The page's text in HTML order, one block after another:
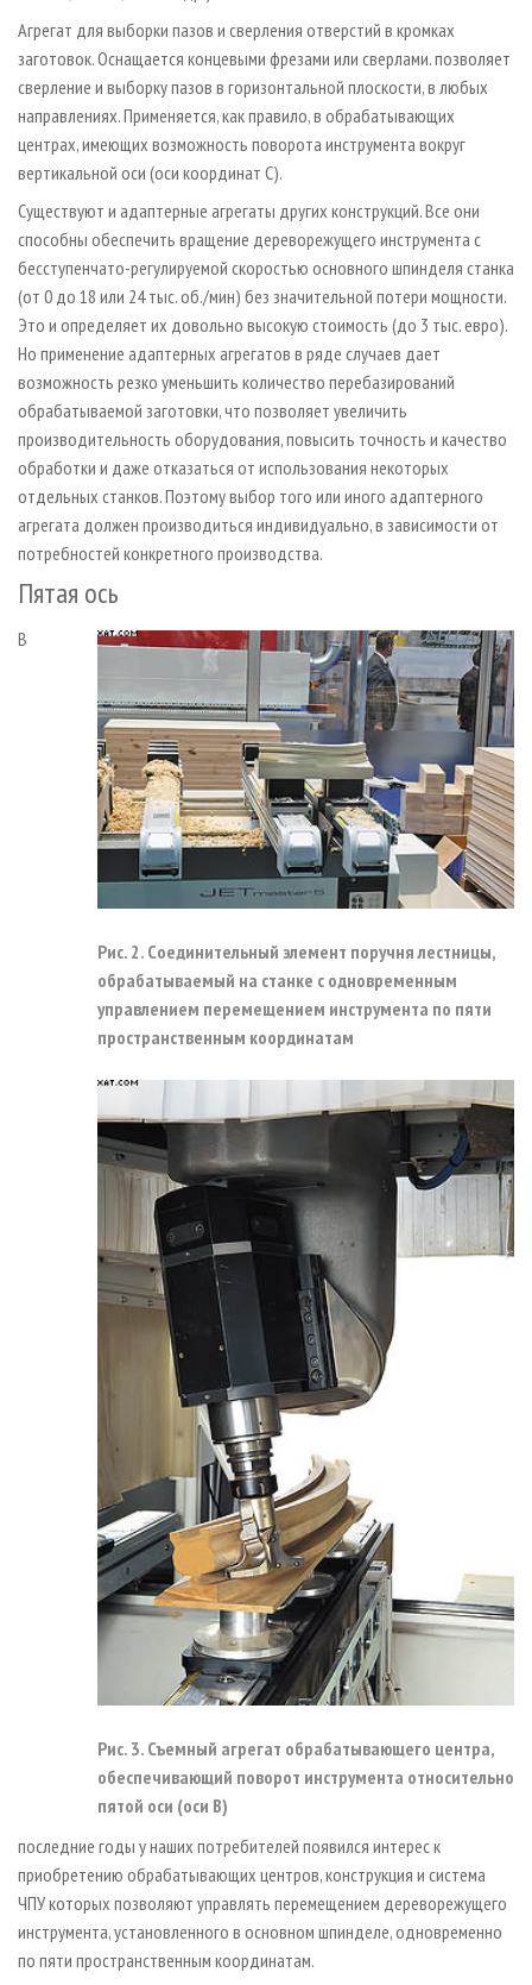
Агрегат для выборки пазов и сверления отверстий в кромках
заготовок. Оснащается концевыми фрезами или сверлами. позволяет
сверление и выборку пазов в горизонтальной плоскости, в любых
направлениях. Применяется, как правило, в обрабатывающих
центрах, имеющих возможность поворота инструмента вокруг
вертикальной оси (оси координат С).
Существуют и адаптерные агрегаты других конструкций. Все они
способны обеспечить вращение дереворежущего инструмента с
бесступенчато-регулируемой скоростью основного шпинделя станка
(от 0 до 18 или 24 тыс. об./мин) без значительной потери мощности.
Это и определяет их довольно высокую стоимость (до 3 тыс. евро).
Но применение адаптерных агрегатов в ряде случаев дает
возможность резко уменьшить количество перебазирований
обрабатываемой заготовки, что позволяет увеличить
производительность оборудования, повысить точность и качество
обработки и даже отказаться от использования некоторых
отдельных станков. Поэтому выбор того или иного адаптерного
агрегата должен производиться индивидуально, в зависимости от
потребностей конкретного производства.
Пятая ось
Рис. 2. Соединительный элемент поручня лестницы,
обрабатываемый на станке с одновременным
управлением перемещением инструмента по пяти
пространственным координатам
Рис. 3. Съемный агрегат обрабаты­вающего центра,
обеспечивающий поворот инструмента относи­тельно
пятой оси (оси В)
В
последние годы у наших потребителей появился интерес к
приобретению обрабатывающих центров, конструкция и система
ЧПУ которых позволяют управлять перемещением дереворежущего
инструмента, установленного в основном шпинделе, одновременно
по пяти пространственным координатам.